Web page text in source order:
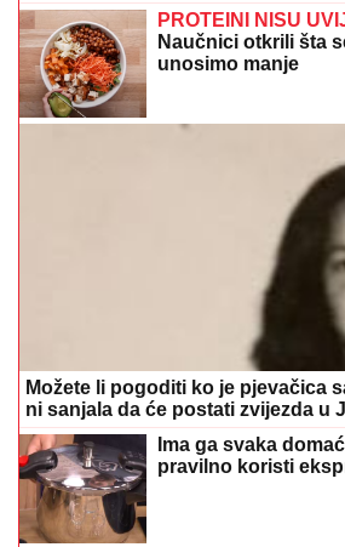
PROTEINI NISU
Naučnici otkrili šta
unosimo manje
Možete li pogoditi ko je pjevačica
ni sanjala da će postati zvijezda u
Ima ga svaka
pravilno koristi